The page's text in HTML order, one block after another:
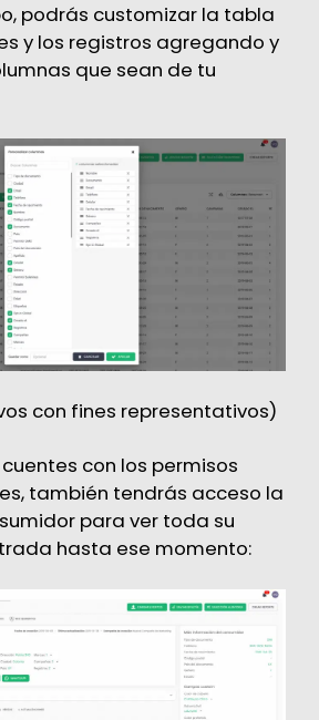
podrás customizar la tabla
y los registros agregando y
que sean de tu
con fines representativos)
con los permisos
también tendrás acceso la
para ver toda su
hasta ese momento: